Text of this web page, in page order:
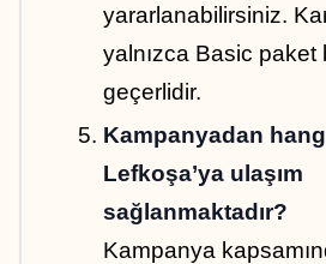
yararlanabilirsiniz.
yalnızca Basic paket
geçerlidir.
Kampanyadan
Lefkoşa’ya ulaşım
sağlanmaktadır?
Kampanya